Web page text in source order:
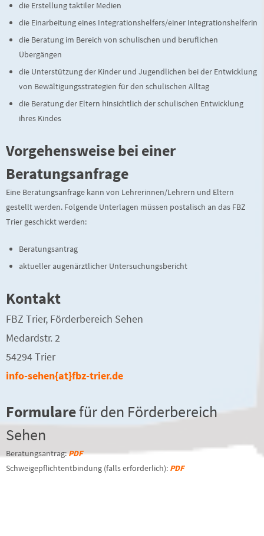
die Erstellung taktiler Medien
die Einarbeitung eines Integrationshelfers/einer Integrationshelferin
die Beratung im Bereich von schulischen und beruflichen
Übergängen
die Unterstützung der Kinder und Jugendlichen bei der Entwicklung
von Bewältigungsstrategien für den schulischen Alltag
die Beratung der Eltern hinsichtlich der schulischen Entwicklung
ihres Kindes
Vorgehensweise bei einer
Beratungsanfrage
Eine Beratungsanfrage kann von Lehrerinnen/Lehrern und Eltern
gestellt werden. Folgende Unterlagen müssen postalisch an das FBZ
Trier geschickt werden:
Beratungsantrag
aktueller augenärztlicher Untersuchungsbericht
Kontakt
FBZ Trier, Förderbereich Sehen
Medardstr. 2
54294 Trier
info-sehen{at}fbz-trier.de
Formularefür den Förderbereich
Sehen
Beratungsantrag:PDF
Schweigepflichtentbindung (falls erforderlich): PDF